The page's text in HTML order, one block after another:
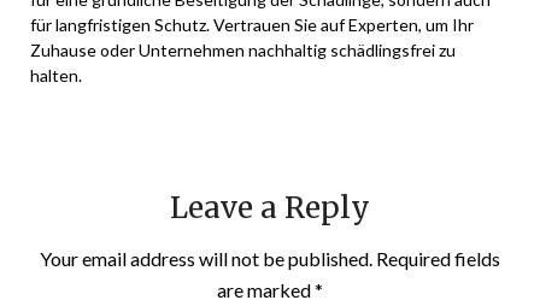
für langfristigen Schutz. Vertrauen Sie auf Experten, um Ihr
Zuhause oder Unternehmen nachhaltig schädlingsfrei zu
halten.
Leave a Reply
Your email address will not be published. Required fields
are marked*